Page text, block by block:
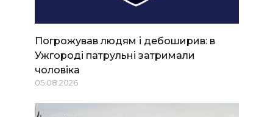
Погрожував людям і дебоширив: в
Ужгороді патрульні затримали
чоловіка
05.08.2026